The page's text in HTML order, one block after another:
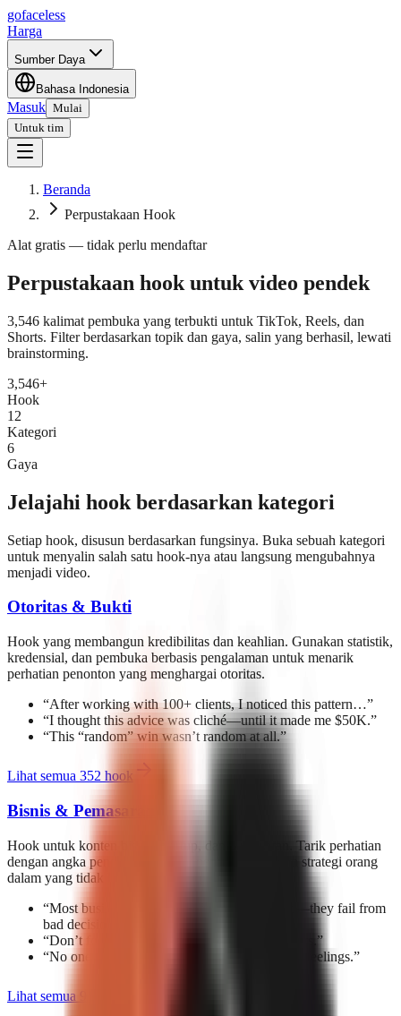
gofaceless
Harga
Sumber Daya
Bahasa Indonesia
Masuk Mulai
Untuk tim
Beranda
Perpustakaan Hook
Alat gratis — tidak perlu mendaftar
Perpustakaan hook untuk video pendek
3,546 kalimat pembuka yang terbukti untuk TikTok, Reels, dan
Shorts. Filter berdasarkan topik dan gaya, salin yang berhasil, lewati
brainstorming.
3,546+
Hook
12
Kategori
6
Gaya
Jelajahi hook berdasarkan kategori
Setiap hook, disusun berdasarkan fungsinya. Buka sebuah kategori
untuk menyalin salah satu hook-nya atau langsung mengubahnya
menjadi video.
Otoritas & Bukti
Hook yang membangun kredibilitas dan keahlian. Gunakan statistik,
kredensial, dan pembuka berbasis pengalaman untuk menarik
perhatian penonton yang menghargai otoritas.
“After working with 100+ clients, I noticed this pattern…”
“I thought this advice was cliché—until it made me $50K.”
“This “random” win wasn’t random at all.”
Lihat semua 352 hook
Bisnis & Pemasaran
Hook untuk konten bisnis, startup, dan pemasaran. Tarik perhatian
dengan angka pendapatan, taktik pertumbuhan, dan strategi orang
dalam yang tidak bisa dilewatkan pengusaha.
“Most businesses don’t fail from competition—they fail from
bad decisions.
“Don’t focus on followers—focus on customers. ”
“No one remembers features—they remember feelings.”
Lihat semua 91 hook